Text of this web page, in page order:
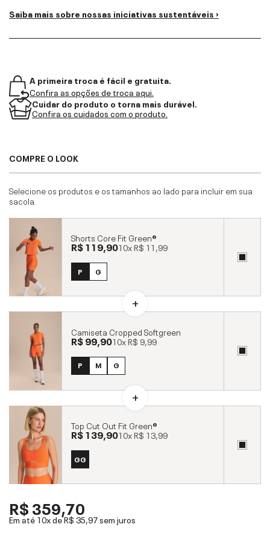
Saiba mais sobre nossas iniciativas sustentáveis ›
A primeira troca é fácil e gratuita.
Confira as opções de troca aqui.
Cuidar do produto o torna mais durável.
Confira os cuidados com o produto.
COMPRE O LOOK
Selecione os produtos e os tamanhos ao lado para incluir em sua
sacola.
Shorts Core Fit Green®
R$ 119,9010xR$ 11,99
P G
Camiseta Cropped Softgreen
R$ 99,9010xR$ 9,99
P M G
Top Cut Out Fit Green®
R$ 139,9010xR$ 13,99
GG
R$ 359,70
Em até 10x deR$ 35,97sem juros